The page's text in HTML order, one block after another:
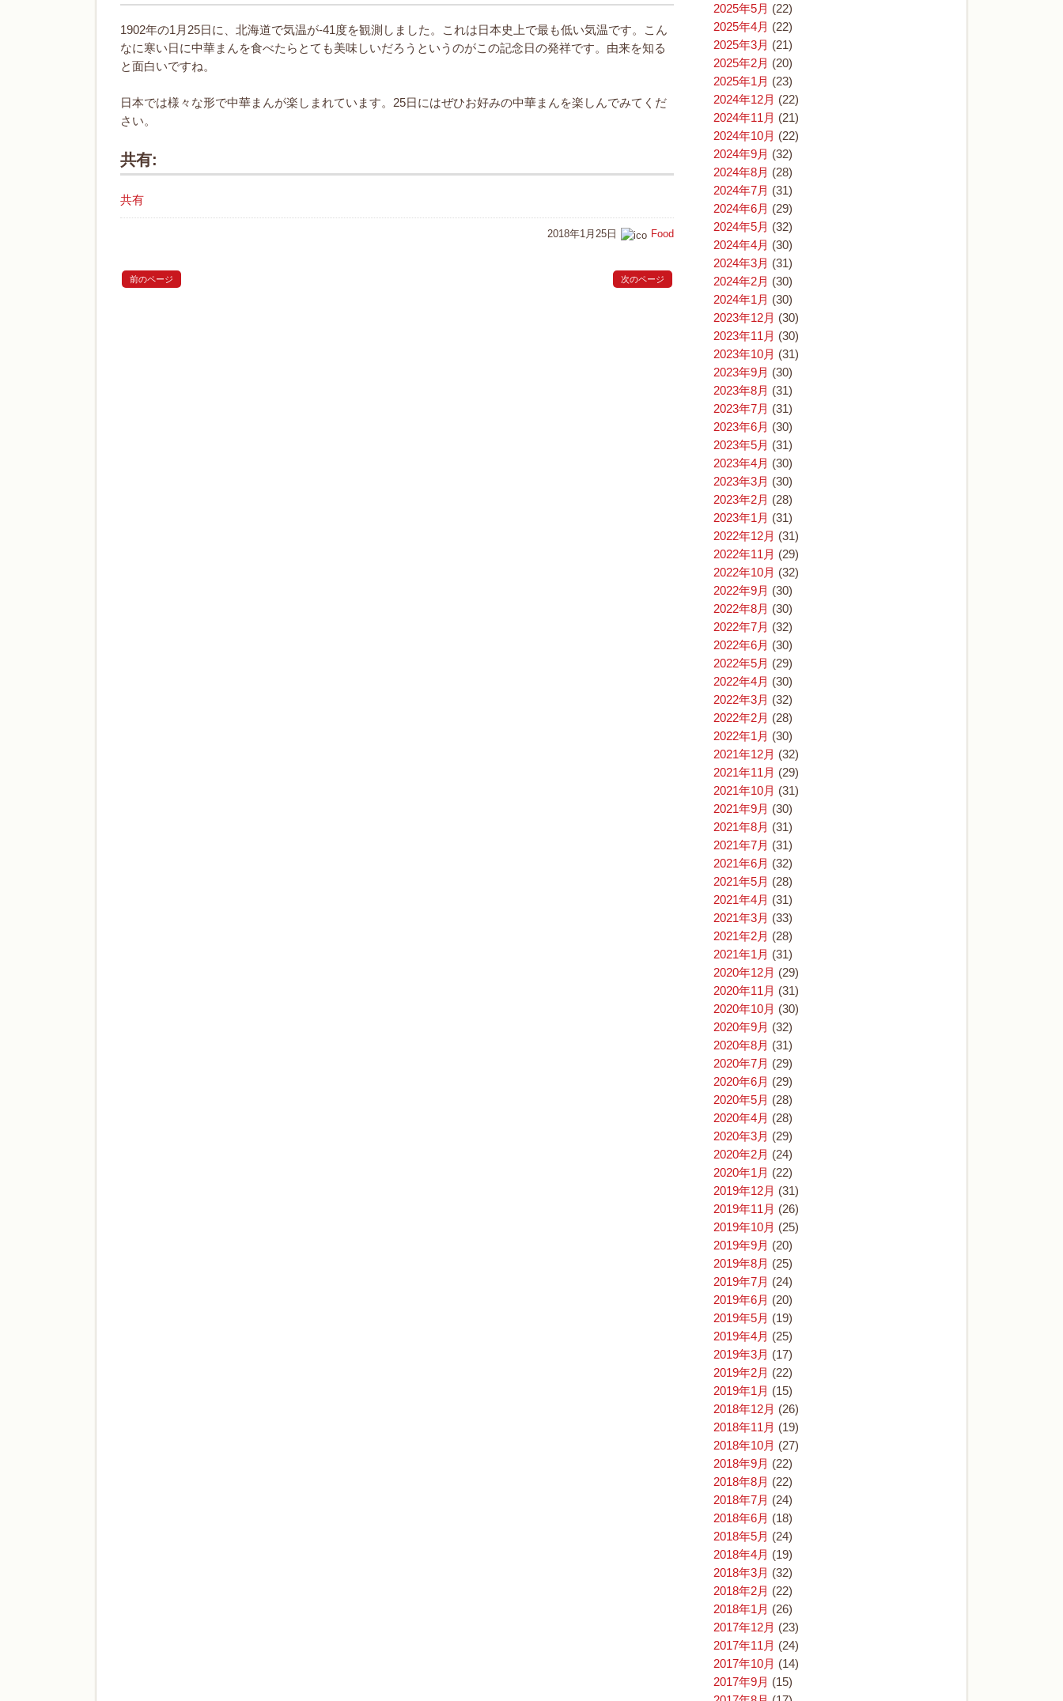
1902年の1月25日に、北海道で気温が-41度を観測しました。これは日本史上で最も低い気温です。こん
なに寒い日に中華まんを食べたらとても美味しいだろうというのがこの記念日の発祥です。由来を知る
と面白いですね。
日本では様々な形で中華まんが楽しまれています。25日にはぜひお好みの中華まんを楽しんでみてくだ
さい。
共有:
共有
2018年1月25日 Food
前のページ 次のページ
2025年5月 (22)
2025年4月 (22)
2025年3月 (21)
2025年2月 (20)
2025年1月 (23)
2024年12月 (22)
2024年11月 (21)
2024年10月 (22)
2024年9月 (32)
2024年8月 (28)
2024年7月 (31)
2024年6月 (29)
2024年5月 (32)
2024年4月 (30)
2024年3月 (31)
2024年2月 (30)
2024年1月 (30)
2023年12月 (30)
2023年11月 (30)
2023年10月 (31)
2023年9月 (30)
2023年8月 (31)
2023年7月 (31)
2023年6月 (30)
2023年5月 (31)
2023年4月 (30)
2023年3月 (30)
2023年2月 (28)
2023年1月 (31)
2022年12月 (31)
2022年11月 (29)
2022年10月 (32)
2022年9月 (30)
2022年8月 (30)
2022年7月 (32)
2022年6月 (30)
2022年5月 (29)
2022年4月 (30)
2022年3月 (32)
2022年2月 (28)
2022年1月 (30)
2021年12月 (32)
2021年11月 (29)
2021年10月 (31)
2021年9月 (30)
2021年8月 (31)
2021年7月 (31)
2021年6月 (32)
2021年5月 (28)
2021年4月 (31)
2021年3月 (33)
2021年2月 (28)
2021年1月 (31)
2020年12月 (29)
2020年11月 (31)
2020年10月 (30)
2020年9月 (32)
2020年8月 (31)
2020年7月 (29)
2020年6月 (29)
2020年5月 (28)
2020年4月 (28)
2020年3月 (29)
2020年2月 (24)
2020年1月 (22)
2019年12月 (31)
2019年11月 (26)
2019年10月 (25)
2019年9月 (20)
2019年8月 (25)
2019年7月 (24)
2019年6月 (20)
2019年5月 (19)
2019年4月 (25)
2019年3月 (17)
2019年2月 (22)
2019年1月 (15)
2018年12月 (26)
2018年11月 (19)
2018年10月 (27)
2018年9月 (22)
2018年8月 (22)
2018年7月 (24)
2018年6月 (18)
2018年5月 (24)
2018年4月 (19)
2018年3月 (32)
2018年2月 (22)
2018年1月 (26)
2017年12月 (23)
2017年11月 (24)
2017年10月 (14)
2017年9月 (15)